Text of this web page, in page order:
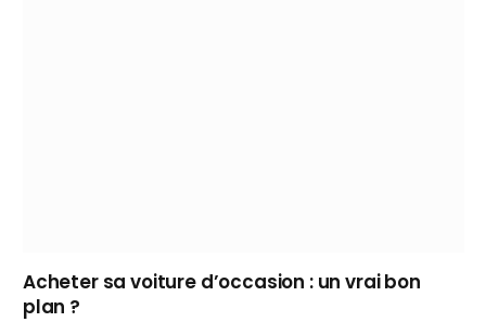
Acheter sa voiture d’occasion : un vrai bon
plan ?